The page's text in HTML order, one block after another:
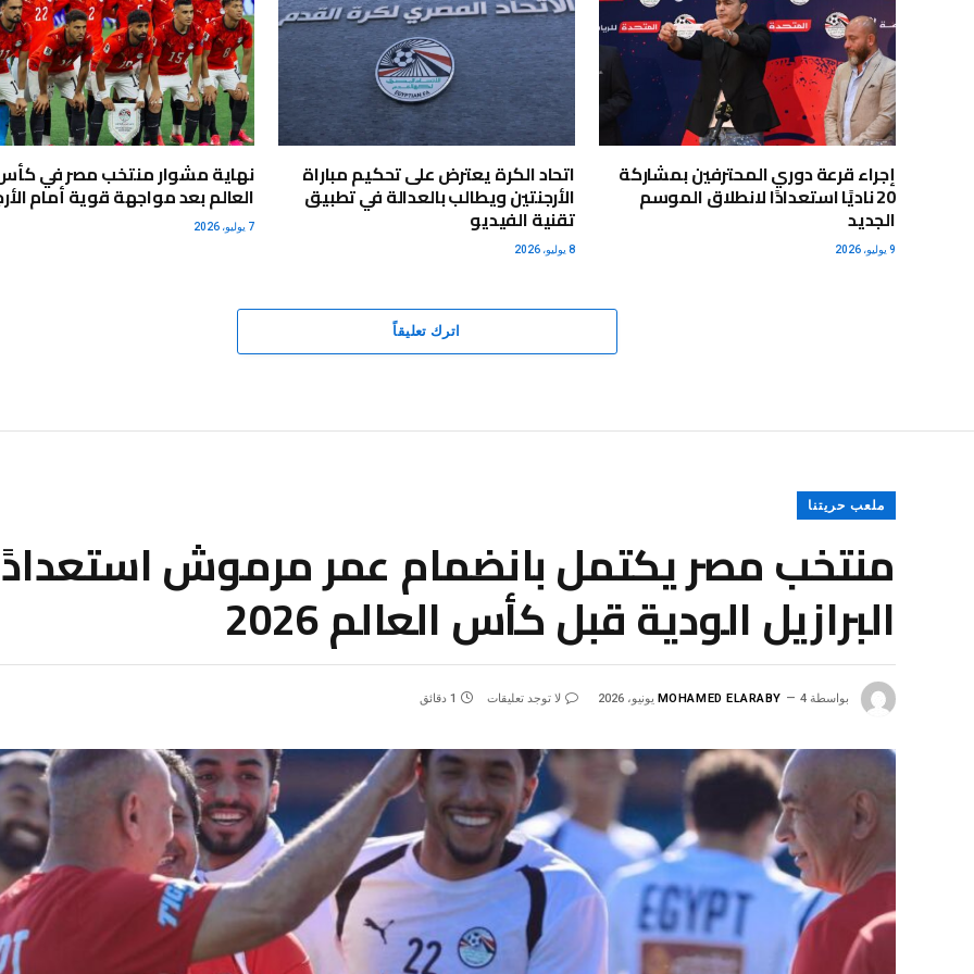
إجراء قرعة دوري المحترفين بمشاركة
20 ناديًا استعدادًا لانطلاق الموسم
الجديد
9 يوليو، 2026
اتحاد الكرة يعترض على تحكيم مباراة
الأرجنتين ويطالب بالعدالة في تطبيق
تقنية الفيديو
8 يوليو، 2026
نهاية مشوار منتخب مصر في
العالم بعد مواجهة قوية أمام
7 يوليو، 2026
اترك تعليقاً
ملعب حريتنا
منتخب مصر يكتمل بانضمام عمر مرموش
البرازيل الودية قبل كأس العالم 2026
بواسطة MOHAMED ELARABY 4 يونيو، 2026 لا توجد تعليقات 1 دقائق